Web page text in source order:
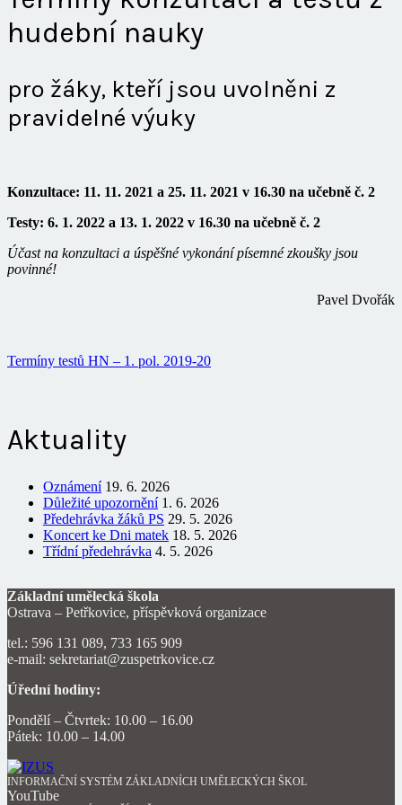
hudební nauky
pro žáky, kteří jsou uvolněni z
pravidelné výuky
Konzultace: 11. 11. 2021 a 25. 11. 2021 v 16.30 na učebně č. 2
Testy: 6. 1. 2022 a 13. 1. 2022 v 16.30 na učebně č. 2
Účast na konzultaci a úspěšné vykonání písemné zkoušky jsou
povinné!
Pavel Dvořák
Termíny testů HN – 1. pol. 2019-20
Aktuality
Oznámení 19. 6. 2026
Důležité upozornění 1. 6. 2026
Předehrávka žáků PS 29. 5. 2026
Koncert ke Dni matek 18. 5. 2026
Třídní předehrávka 4. 5. 2026
Základní umělecká škola
Ostrava – Petřkovice, příspěvková organizace
tel.: 596 131 089, 733 165 909
e-mail: sekretariat@zuspetrkovice.cz
Úřední hodiny:
Pondělí – Čtvrtek: 10.00 – 16.00
Pátek: 10.00 – 14.00
INFORMAČNÍ SYSTÉM ZÁKLADNÍCH UMĚLECKÝCH ŠKOL
YouTube